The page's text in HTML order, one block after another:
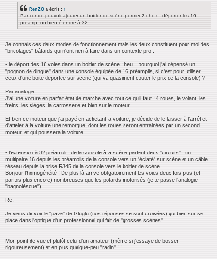
RenZO a écrit : ↑
Par contre pouvoir ajouter un boîtier de scène permet 2 choix : déporter les 16
preamp, ou bien étendre à 32.
Je connais ces deux modes de fonctionnement mais les deux constituent pour moi des
"bricolages" bâtards qui n'ont rien à faire dans un contexte pro :
- le déport des 16 voies dans un boitier de scène : heu... pourquoi j'ai dépensé un
"pognon de dingue" dans une console équipée de 16 préamplis, si c'est pour utiliser
ceux d'une boite déportée sur scène (qui va quasiment couter le prix de la console) ?
Par analogie :
J'ai une voiture en parfait état de marche avec tout ce qu'il faut : 4 roues, le volant, les
freins, les sièges, la carrosserie et bien sur le moteur
Et bien ce moteur que j'ai payé en achetant la voiture, je décide de le laisser à l’arrêt et
d'atteler à la voiture une remorque, dont les roues seront entrainées par un second
moteur, et qui poussera la voiture
- l'extension à 32 préampli : de la console à la scène partent deux "circuits" : un
multipaire 16 depuis les préamplis de la console vers un "éclaté" sur scène et un câble
réseau depuis la prise RJ45 de la console vers le boitier de scène.
Bonjour l’homogénéité ! De plus là arrive obligatoirement les voies deux fois plus (et
parfois plus encore) nombreuses que les potards motorisés (je te passe l'analogie
"bagnolèsque")
Re,
Je viens de voir le "pavé" de Gluglu (nos réponses se sont croisées) qui bien sur se
place dans l'optique d'un professionnel qui fait de "grosses scènes"
Mon point de vue et plutôt celui d'un amateur (même si j'essaye de bosser
rigoureusement) et en plus quelque-peu "radin" ! ! !